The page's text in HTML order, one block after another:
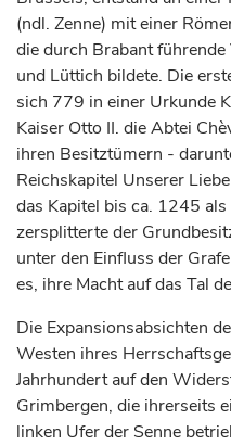
(ndl. Zenne) mit einer
die durch Brabant
und Lüttich bildete. Die
sich 779 in einer Urkunde
Kaiser Otto II. die Abtei
ihren Besitztümern -
Reichskapitel Unserer
das Kapitel bis ca. 1245
zersplitterte der
unter den Einfluss der
es, ihre Macht auf das Tal
Die Expansionsabsichten
Westen ihres
Jahrhundertauf den
Grimbergen, die ihrerseits
linken Ufer der Senne